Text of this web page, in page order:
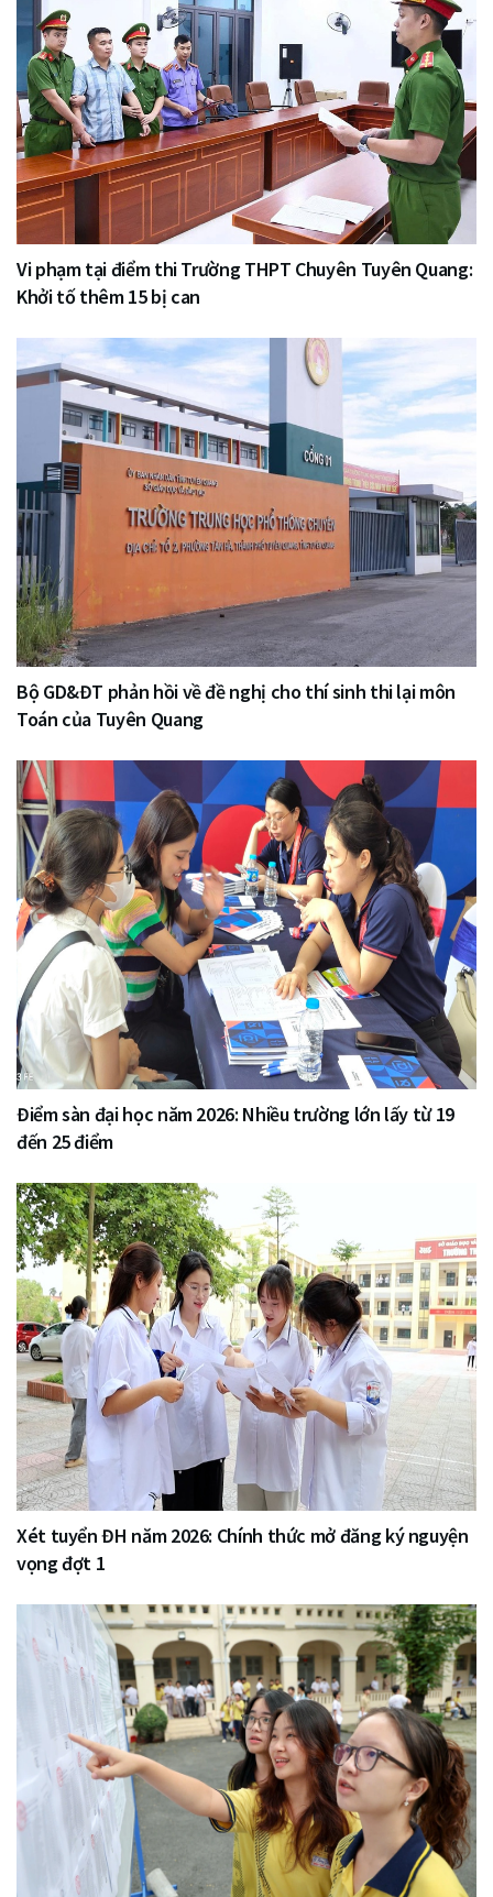
Vi phạm tại điểm thi Trường THPT Chuyên Tuyên Quang:
Khởi tố thêm 15 bị can
Bộ GD&ĐT phản hồi về đề nghị cho thí sinh thi lại môn
Toán của Tuyên Quang
Điểm sàn đại học năm 2026: Nhiều trường lớn lấy từ 19
đến 25 điểm
Xét tuyển ĐH năm 2026: Chính thức mở đăng ký nguyện
vọng đợt 1